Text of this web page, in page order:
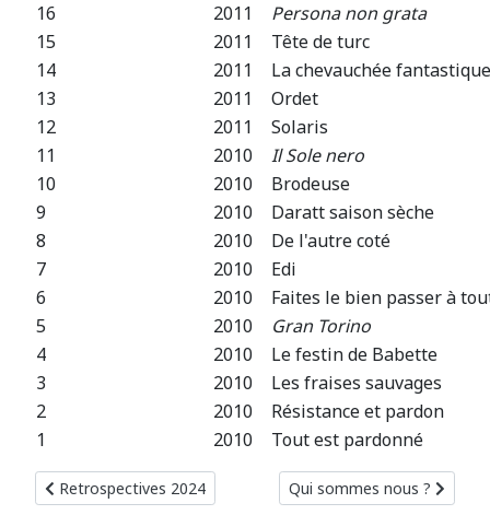
16
2011
Persona non grata
15
2011
Tête de turc
14
2011
La chevauchée fantastique
13
2011
Ordet
12
2011
Solaris
11
2010
Il Sole nero
10
2010
Brodeuse
9
2010
Daratt saison sèche
8
2010
De l'autre coté
7
2010
Edi
6
2010
Faites le bien passer à
5
2010
Gran Torino
4
2010
Le festin de Babette
3
2010
Les fraises sauvages
2
2010
Résistance et pardon
1
2010 Tout est pardonné
Article précédent : Retrospectives 2024
Retrospectives 2024 Article suivant : Qui
Qui sommes nous ?